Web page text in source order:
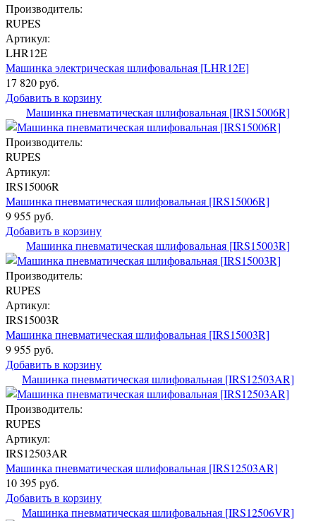
Производитель:
RUPES
Артикул:
LHR12E
Машинка электрическая шлифовальная [LHR12E]
17 820 руб.
Добавить в корзину
Машинка пневматическая шлифовальная [IRS15006R]
Производитель:
RUPES
Артикул:
IRS15006R
Машинка пневматическая шлифовальная [IRS15006R]
9 955 руб.
Добавить в корзину
Машинка пневматическая шлифовальная [IRS15003R]
Производитель:
RUPES
Артикул:
IRS15003R
Машинка пневматическая шлифовальная [IRS15003R]
9 955 руб.
Добавить в корзину
Машинка пневматическая шлифовальная [IRS12503AR]
Производитель:
RUPES
Артикул:
IRS12503AR
Машинка пневматическая шлифовальная [IRS12503AR]
10 395 руб.
Добавить в корзину
Машинка пневматическая шлифовальная [IRS12506VR]